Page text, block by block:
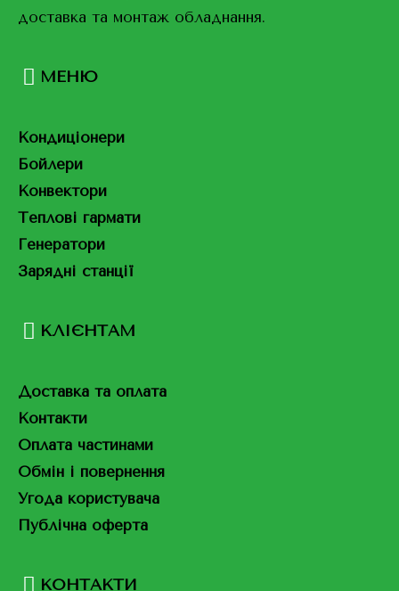
доставка та монтаж обладнання.
МЕНЮ
Кондиціонери
Бойлери
Конвектори
Теплові гармати
Генератори
Зарядні станції
КЛІЄНТАМ
Доставка та оплата
Контакти
Оплата частинами
Обмін і повернення
Угода користувача
Публічна оферта
КОНТАКТИ